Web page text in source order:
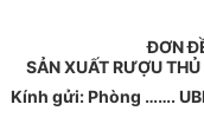
ĐƠN
SẢN XUẤT RƯỢU
Kính gửi: Phòng …….